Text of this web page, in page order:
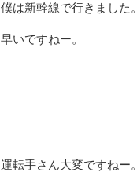
僕は新幹線で行きました。
早いですねー。
運転手さん大変ですねー。